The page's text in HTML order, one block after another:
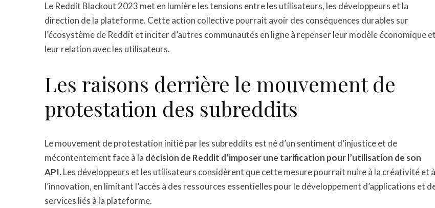
Le Reddit Blackout 2023 met en lumière les tensions entre les utilisateurs, les développeurs et la
direction de la plateforme. Cette action collective pourrait avoir des conséquences durables sur
l’écosystème de Reddit et inciter d’autres communautés en ligne à repenser leur modèle économique et
leur relation avec les utilisateurs.
Les raisons derrière le mouvement de
protestation des subreddits
Le mouvement de protestation initié par les subreddits est né d’un sentiment d’injustice et de
mécontentement face à la décision de Reddit d’imposer une tarification pour l’utilisation de son
API.Les développeurs et les utilisateurs considèrent que cette mesure pourrait nuire à la créativité et à
l’innovation, en limitant l’accès à des ressources essentielles pour le développement d’applications et
services liés à la plateforme.